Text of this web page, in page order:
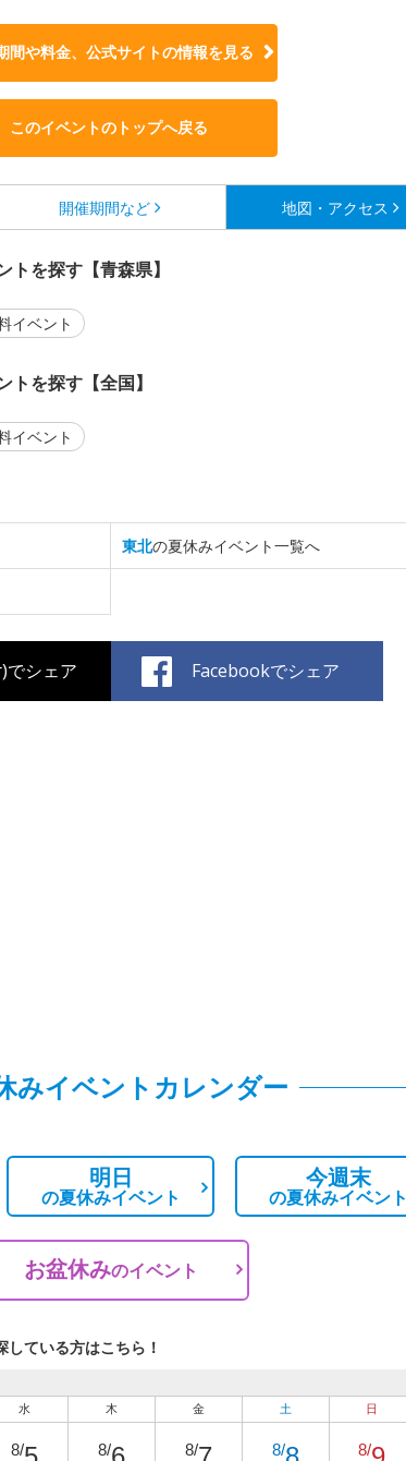
間や料金、公式サイトの情報を見る
このイベントのトップへ戻る
開催期間など 地図・アクセス
を探す【青森県】
イベント
を探す【全国】
イベント
東北の夏休みイベント一覧へ
シェア Facebookでシェア
みイベントカレンダー
明日
の夏休みイベント
今週末
の夏休みイベント
お盆休みのイベント
ている方はこちら！
水
8/
木
8/
金
8/
土
8/
日
8/